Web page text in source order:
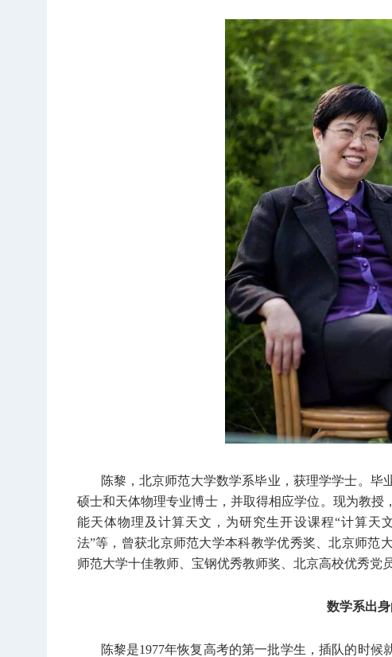
陈黎，北京师范大学数学系毕业，获理学学士。
硕士和天体物理专业博士，并取得相应学位。现为教
能天体物理及计算天文，为研究生开设课程“计算天
法”等，曾获北京师范大学本科教学优秀奖、北京师范
师范大学十佳教师、宝钢优秀教师奖、北京高校优秀党
数学系出
陈黎是1977年恢复高考的第一批学生，插队的时